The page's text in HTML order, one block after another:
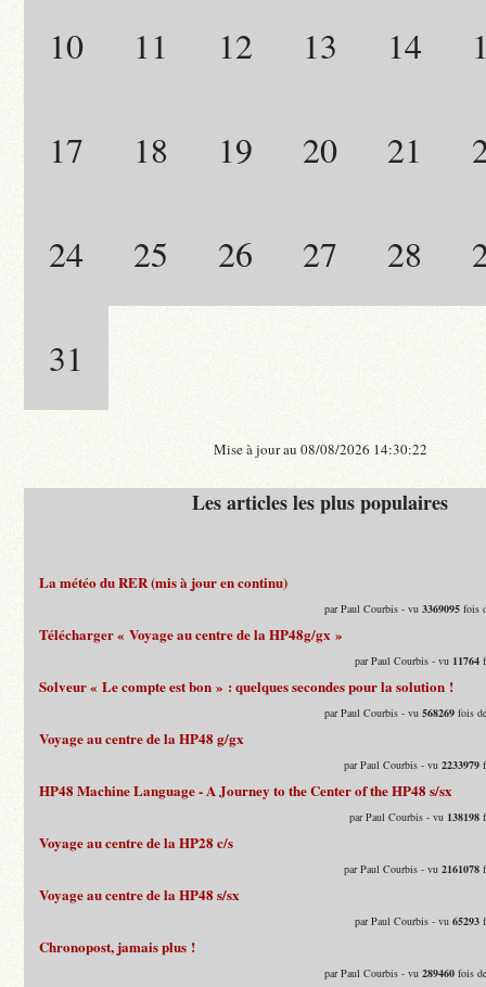
10 11 12 13 14
17 18 19 20 21
24 25 26 27 28
31
Mise à jour au 08/08/2026 14:30:22
Les articles les plus populaires
La météo du RER (mis à jour en continu)
par Paul Courbis - vu3369095 fois
Télécharger « Voyage au centre de la HP48g/gx »
par Paul Courbis - vu 11764
Solveur « Le compte est bon » : quelques secondes pour la solution !
par Paul Courbis - vu568269 fois
Voyage au centre de la HP48 g/gx
par Paul Courbis - vu2233979
HP48 Machine Language - A Journey to the Center of the HP48 s/sx
par Paul Courbis - vu 138198
Voyage au centre de la HP28 c/s
par Paul Courbis - vu2161078
Voyage au centre de la HP48 s/sx
par Paul Courbis - vu65293
Chronopost, jamais plus !
par Paul Courbis - vu289460 fois